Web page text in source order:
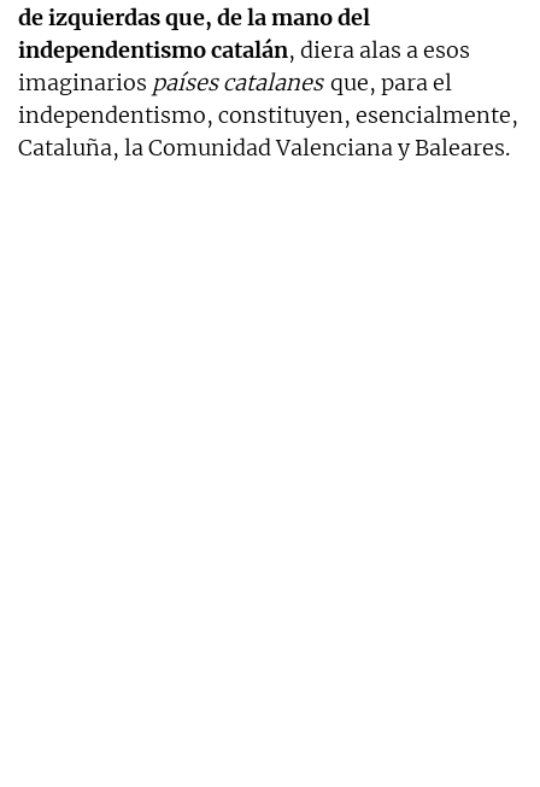
de izquierdas que, de la mano del
independentismo catalán, diera alas a esos
imaginarios países catalanes que, para el
independentismo, constituyen, esencialmente,
Cataluña, la Comunidad Valenciana y Baleares.